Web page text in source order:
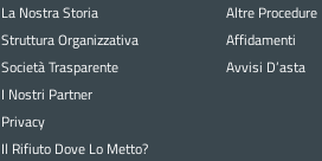
La Nostra Storia
Struttura Organizzativa
Società Trasparente
I Nostri Partner
Privacy
Il Rifiuto Dove Lo Metto?
Altre Procedure
Affidamenti
Avvisi D’asta